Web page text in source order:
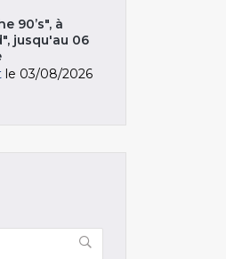
90’s", à
jusqu'au 06
le 03/08/2026